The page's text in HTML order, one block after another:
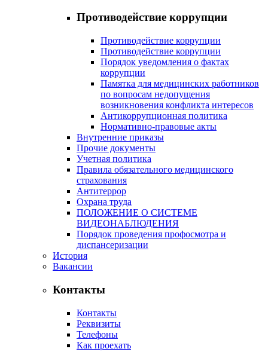
Противодействие коррупции
Противодействие коррупции
Противодействие коррупции
Порядок уведомления о фактах
коррупции
Памятка для медицинских работников
по вопросам недопущения
возникновения конфликта интересов
Антикоррупционная политика
Нормативно-правовые акты
Внутренние приказы
Прочие документы
Учетная политика
Правила обязательного медицинского
страхования
Антитеррор
Охрана труда
ПОЛОЖЕНИЕ О СИСТЕМЕ
ВИДЕОНАБЛЮДЕНИЯ
Порядок проведения профосмотра и
диспансеризации
История
Вакансии
Контакты
Контакты
Реквизиты
Телефоны
Как проехать